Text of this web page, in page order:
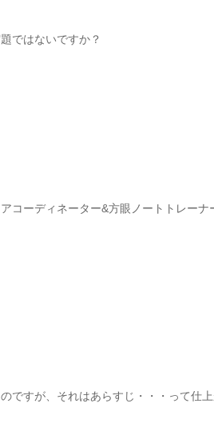
ではないですか？
コーディネーター&方眼ノートトレーナ
ですが、それはあらすじ・・・って仕